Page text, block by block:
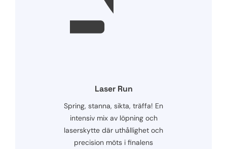
Laser Run
Spring, stanna, sikta, träffa! En
intensiv mix av löpning och
laserskytte där uthållighet och
precision möts i finalens